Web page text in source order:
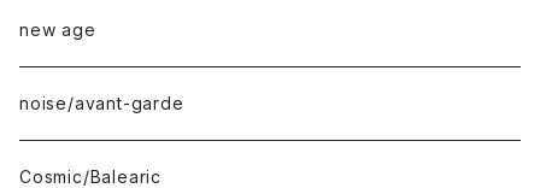
new age
noise/avant-garde
Cosmic/Balearic